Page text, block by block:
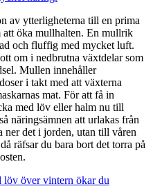
av ytterligheterna till en prima
att öka mullhalten. En mullrik
och fluffig med mycket luft.
om i nedbrutna växtdelar som
Mullen innehåller
i takt med att växterna
mat. För att få in
med löv eller halm nu till
näringsämnen att urlakas från
ner det i jorden, utan till våren
räfsar du bara bort det torra på